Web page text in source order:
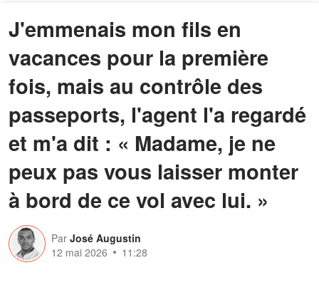
J'emmenais mon fils en
vacances pour la première
fois, mais au contrôle des
passeports, l'agent l'a regardé
et m'a dit : « Madame, je ne
peux pas vous laisser monter
à bord de ce vol avec lui. »
Par José Augustin
12 mai 2026
11:28